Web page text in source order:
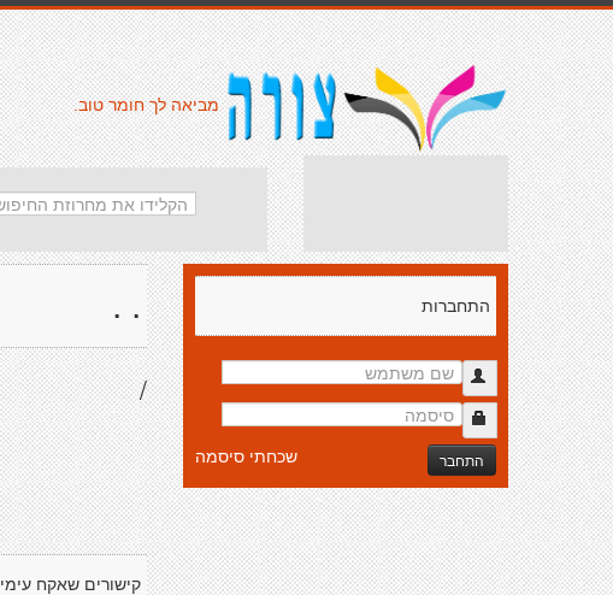
מביאה לך חומר טוב.
. .
/
קישורים שאקח עימי
התחברות
התחבר שכחתי סיסמה